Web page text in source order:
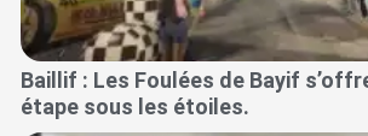
Baillif : Les Foulées de Bayif
étape sous les étoiles.